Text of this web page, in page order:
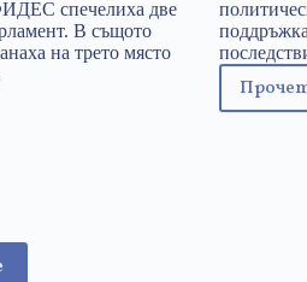
спечелиха две
В същото
на трето място